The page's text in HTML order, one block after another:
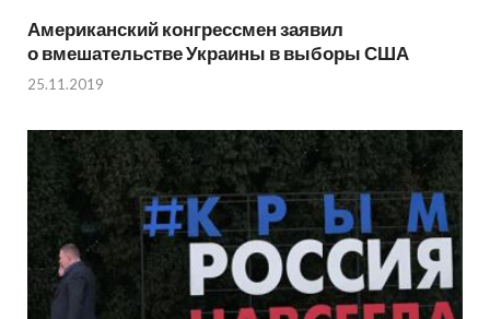
Американский конгрессмен заявил
о вмешательстве Украины в выборы США
25.11.2019